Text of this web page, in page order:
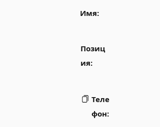
Имя:
Позиц
ия:
Теле
фон: